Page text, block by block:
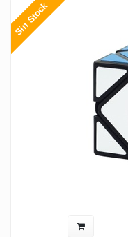
Sin Stock